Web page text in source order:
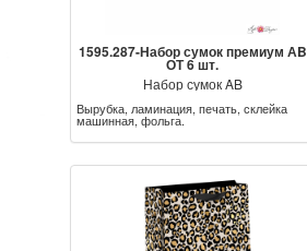
1595.287-Набор сумок премиум АB
ОТ 6 шт.
Набор сумок AB
Вырубка, ламинация, печать, склейка
машинная, фольга.